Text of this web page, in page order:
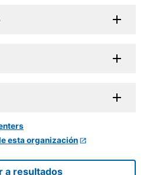
esta organización
a resultados